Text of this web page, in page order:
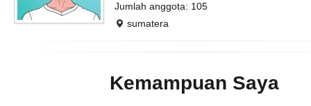
Jumlah anggota: 105
sumatera
Kemampuan Saya